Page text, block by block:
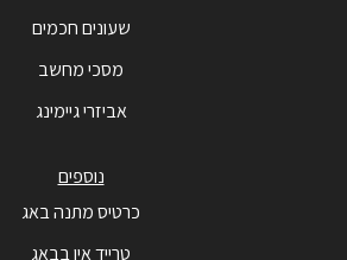
שעונים חכמים
מסכי מחשב
אביזרי גיימינג
נוספים
כרטיס מתנה באג
טרייד אין בבאג